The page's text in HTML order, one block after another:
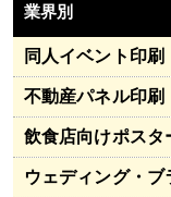
業界別
同人イベント印刷
不動産パネル印刷
飲食店向けポスタ
ウェディング・ブ